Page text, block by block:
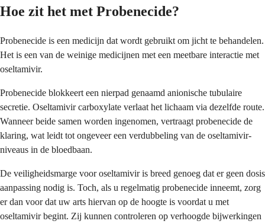
Hoe zit het met Probenecide?
Probenecide is een medicijn dat wordt gebruikt om jicht te behandelen.
Het is een van de weinige medicijnen met een meetbare interactie met
oseltamivir.
Probenecide blokkeert een nierpad genaamd anionische tubulaire
secretie. Oseltamivir carboxylate verlaat het lichaam via dezelfde route.
Wanneer beide samen worden ingenomen, vertraagt probenecide de
klaring, wat leidt tot ongeveer een verdubbeling van de oseltamivir-
niveaus in de bloedbaan.
De veiligheidsmarge voor oseltamivir is breed genoeg dat er geen dosis
aanpassing nodig is. Toch, als u regelmatig probenecide inneemt, zorg
er dan voor dat uw arts hiervan op de hoogte is voordat u met
oseltamivir begint. Zij kunnen controleren op verhoogde bijwerkingen